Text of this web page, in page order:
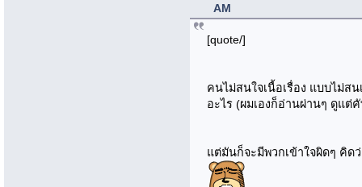
AM
[quote/]
คนไม่สนใจเนื้อเรื่อง แบบไม่ส
อะไร (ผมเองก็อ่านผ่านๆ ดูแต่
แต่มันก็จะมีพวกเข้าใจผิดๆ คิดว่